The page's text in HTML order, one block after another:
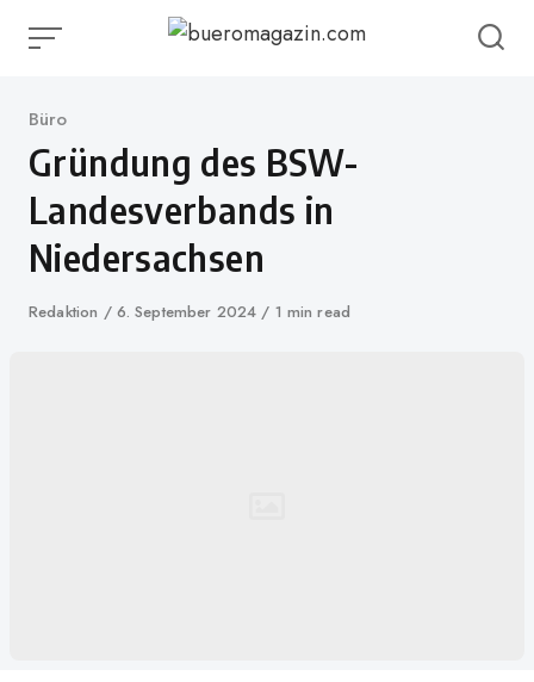
Category
Büro
Gründung des BSW-
Landesverbands in
Niedersachsen
Author
Redaktion
Published
6. September 2024 1 min read